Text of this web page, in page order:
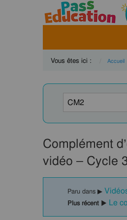
Vous êtes ici : Accueil
Complément
vidéo – Cycle
Paru dans ▶
Plus récent ▶ Le